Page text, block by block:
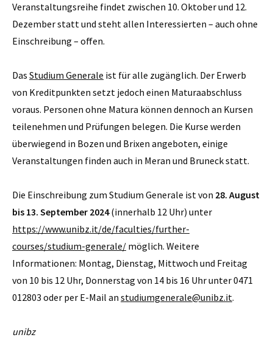
Veranstaltungsreihe findet zwischen 10. Oktober und 12.
Dezember statt und steht allen Interessierten – auch ohne
Einschreibung – offen.
Das Studium Generale ist für alle zugänglich. Der Erwerb
von Kreditpunkten setzt jedoch einen Maturaabschluss
voraus. Personen ohne Matura können dennoch an Kursen
teilenehmen und Prüfungen belegen. Die Kurse werden
überwiegend in Bozen und Brixen angeboten, einige
Veranstaltungen finden auch in Meran und Bruneck statt.
Die Einschreibung zum Studium Generale ist von 28. August
bis 13. September 2024(innerhalb 12 Uhr) unter
https://www.unibz.it/de/faculties/further-
courses/studium-generale/ möglich. Weitere
Informationen: Montag, Dienstag, Mittwoch und Freitag
von 10 bis 12 Uhr, Donnerstag von 14 bis 16 Uhr unter 0471
012803 oder per E-Mail an studiumgenerale@unibz.it.
unibz